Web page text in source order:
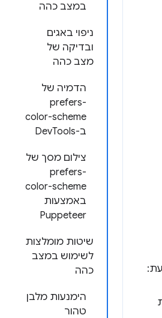
במצב כהה
ניפוי באגים
ובדיקה של
מצב כהה
הדמיה של
prefers-
color-scheme
ב-DevTools
צילום מסך של
prefers-
color-scheme
באמצעות
Puppeteer
שיטות מומלצות
לשימוש במצב
כהה
הימנעות מלבן
טהור